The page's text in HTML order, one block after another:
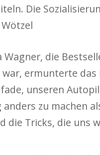
Die
Wagner, die
ermunterte das
unseren
anders zu machen
die Tricks, die uns